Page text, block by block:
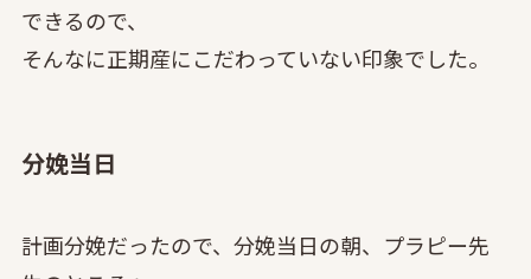
できるので、
そんなに正期産にこだわっていない印象でした。
分娩当日
計画分娩だったので、分娩当日の朝、プラピー先